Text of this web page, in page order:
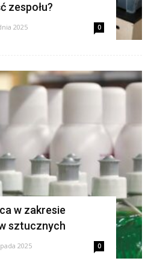
zespołu?
2025 0
w zakresie
sztucznych
2025 0